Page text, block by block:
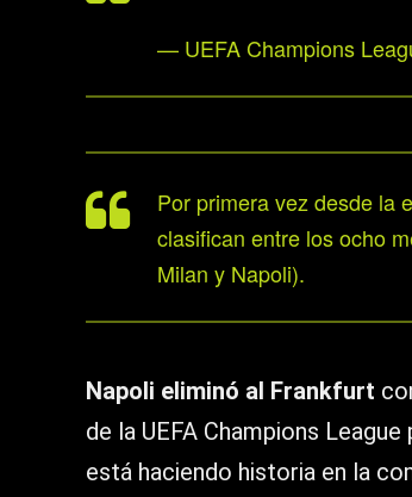
— UEFA Champions
Por primera vez desde la
clasifican entre los ocho
Milan y Napoli).
Napoli eliminó al Frankfurt
de la UEFA Champions
está haciendo historia en la